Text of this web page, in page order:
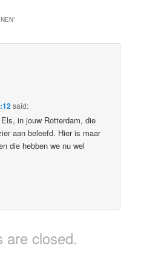
”
said:
in jouw Rotterdam, die
aan beleefd. Hier is maar
die hebben we nu wel
are closed.